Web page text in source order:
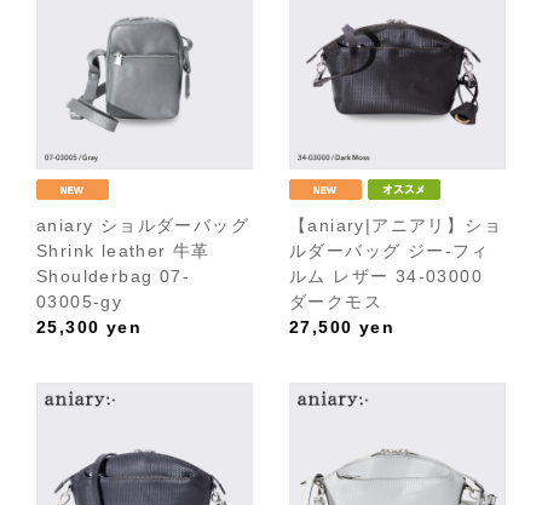
aniary ショルダーバッグ
Shrink leather 牛革
Shoulderbag 07-
03005-gy
25,300 yen
【aniary|アニアリ】ショ
ルダーバッグ ジー-フィ
ルム レザー 34-03000
ダークモス
27,500 yen